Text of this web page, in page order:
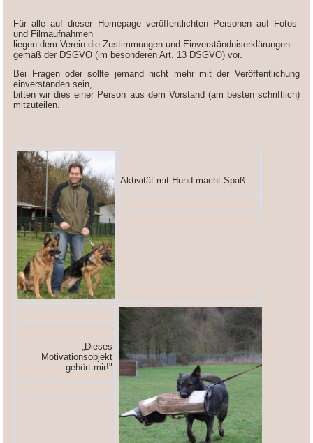
Für alle auf dieser Homepage veröffentlichten Personen auf Fotos-
und Filmaufnahmen
liegen dem Verein die Zustimmungen und Einverständniserklärungen
gemäß der DSGVO (im besonderen Art. 13 DSGVO) vor.
Bei Fragen oder sollte jemand nicht mehr mit der Veröffentlichung
einverstanden sein,
bitten wir dies einer Person aus dem Vorstand (am besten schriftlich)
mitzuteilen.
Aktivität mit Hund macht Spaß.
„Dieses
Motivationsobjekt
gehört mir!"